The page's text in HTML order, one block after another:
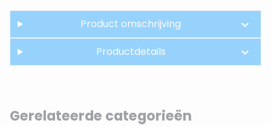
Product omschrijving
Productdetails
Gerelateerde categorieën